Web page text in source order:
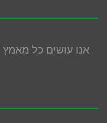
אנו עושים כל